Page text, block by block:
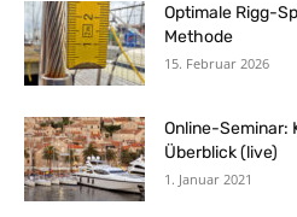
Optimale Rigg-
Methode
15. Februar 2026
Online-Seminar:
Überblick (live)
1. Januar 2021